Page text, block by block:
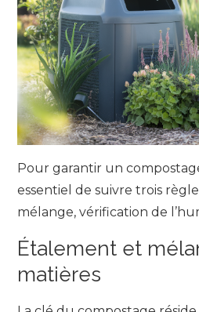
Pour garantir un
essentiel de suivre trois
mélange, vérification de
Étalement et
matières